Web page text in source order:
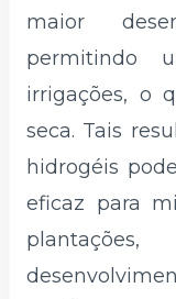
maior
permitindo
irrigações, o
seca. Tais
hidrogéis
eficaz para